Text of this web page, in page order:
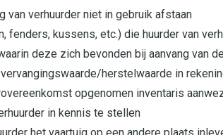
verhuurder niet in gebruik afstaan
fenders, kussens, etc.) die huurder van
deze zich bevonden bij aanvang van
herstelwaarde in
opgenomen inventaris
in kennis te stellen